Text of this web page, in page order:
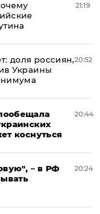
21:19
доля россиян,
Украины
20:52
коснуться
20:44
– в РФ
20:24